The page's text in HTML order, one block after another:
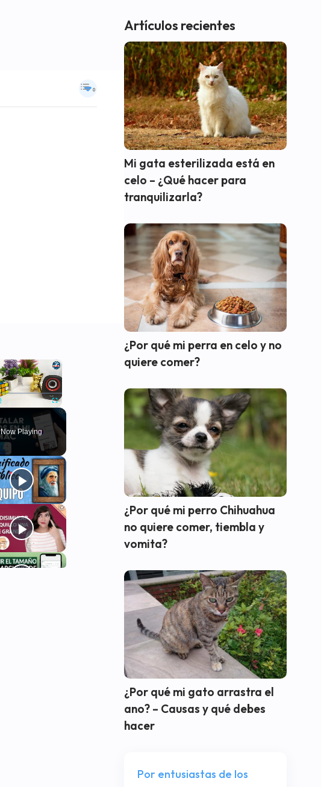
×
Fullscreen
Now Playing
Artículos recientes
Mi gata esterilizada está en
celo – ¿Qué hacer para
tranquilizarla?
¿Por qué mi perra en celo y no
quiere comer?
¿Por qué mi perro Chihuahua
no quiere comer, tiembla y
vomita?
¿Por qué mi gato arrastra el
ano? – Causas y qué debes
hacer
Por entusiastas de los